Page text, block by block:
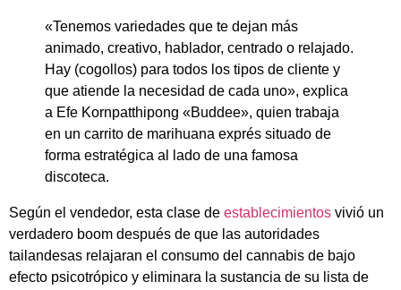
«Tenemos variedades que te dejan más
animado, creativo, hablador, centrado o relajado.
Hay (cogollos) para todos los tipos de cliente y
que atiende la necesidad de cada uno», explica
a Efe Kornpatthipong «Buddee», quien trabaja
en un carrito de marihuana exprés situado de
forma estratégica al lado de una famosa
discoteca.
Según el vendedor, esta clase de establecimientos vivió un
verdadero boom después de que las autoridades
tailandesas relajaran el consumo del cannabis de bajo
efecto psicotrópico y eliminara la sustancia de su lista de